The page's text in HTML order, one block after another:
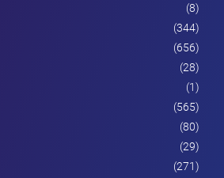
(8)
(344)
(656)
(28)
(1)
(565)
(80)
(29)
(271)